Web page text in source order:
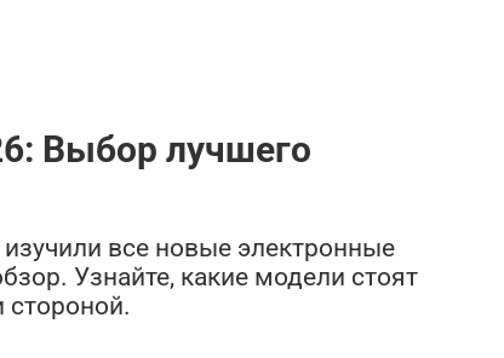
Выбор лучшего
все новые электронные
Узнайте, какие модели стоят
стороной.